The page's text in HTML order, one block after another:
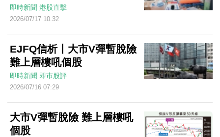
即時新聞 港股直擊
2026/07/17 10:32
EJFQ信析丨大市V彈暫脫險
難上層樓吼個股
即時新聞 即巿股評
2026/07/16 07:29
大市V彈暫脫險 難上層樓吼
個股